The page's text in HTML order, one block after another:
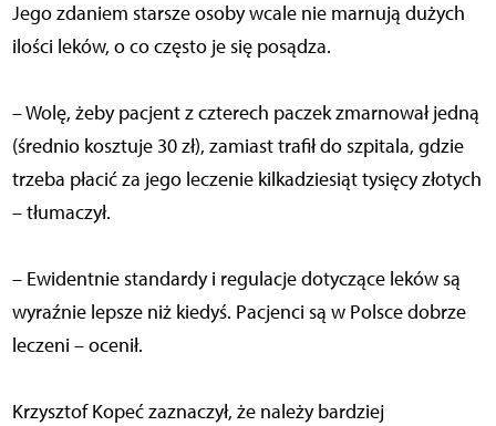
Jego zdaniem starsze osoby wcale nie marnują dużych
ilości leków, o co często je się posądza.
– Wolę, żeby pacjent z czterech paczek zmarnował jedną
(średnio kosztuje 30 zł), zamiast trafił do szpitala, gdzie
trzeba płacić za jego leczenie kilkadziesiąt tysięcy złotych
– tłumaczył.
– Ewidentnie standardy i regulacje dotyczące leków są
wyraźnie lepsze niż kiedyś. Pacjenci są w Polsce dobrze
leczeni – ocenił.
Krzysztof Kopeć zaznaczył, że należy bardziej